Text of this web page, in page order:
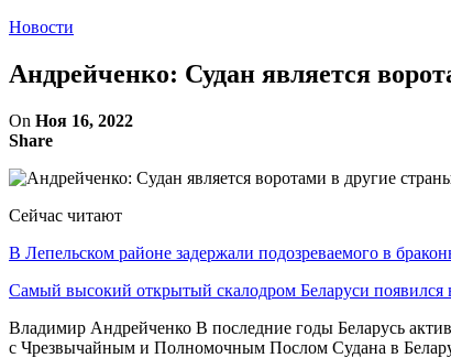
Новости
Андрейченко: Судан является
On Ноя 16, 2022
Share
Сейчас читают
В Лепельском районе задержали подозреваемого в
Самый высокий открытый скалодром Беларуси
Владимир Андрейченко В последние годы Беларусь
с Чрезвычайным и Полномочным Послом Судана в